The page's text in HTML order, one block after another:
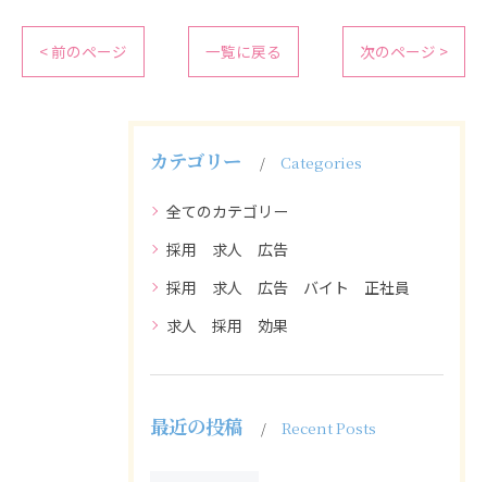
< 前のページ 一覧に戻る 次のページ >
カテゴリー Categories
全てのカテゴリー
採用 求人 広告
採用 求人 広告 バイト 正社員
求人 採用 効果
最近の投稿 Recent Posts